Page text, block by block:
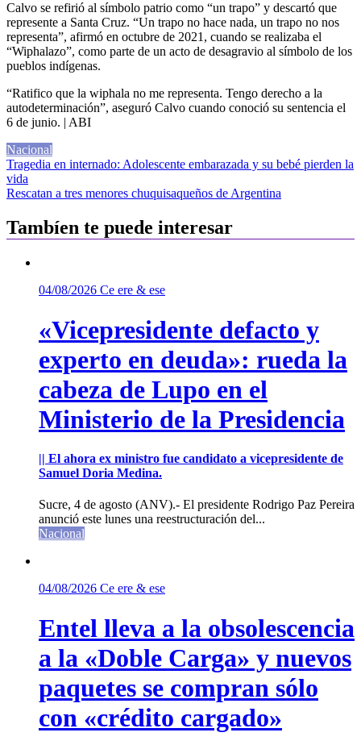
Calvo se refirió al símbolo patrio como “un trapo” y descartó que
represente a Santa Cruz. “Un trapo no hace nada, un trapo no nos
representa”, afirmó en octubre de 2021, cuando se realizaba el
“Wiphalazo”, como parte de un acto de desagravio al símbolo de los
pueblos indígenas.
“Ratifico que la wiphala no me representa. Tengo derecho a la
autodeterminación”, aseguró Calvo cuando conoció su sentencia el
6 de junio. | ABI
Nacional
Navegación
de
Tragedia en internado: Adolescente embarazada y su bebé pierden la
vida
Rescatan a tres menores chuquisaqueños de Argentina
Tambíen te puede interesar
04/08/2026 Ce ere & ese
«Vicepresidente defacto y
experto en deuda»: rueda la
cabeza de Lupo en el
Ministerio de la Presidencia
|| El ahora ex ministro fue candidato a vicepresidente de
Samuel Doria Medina.
Sucre, 4 de agosto (ANV).- El presidente Rodrigo Paz Pereira
anunció este lunes una reestructuración del...
Nacional
04/08/2026 Ce ere & ese
Entel lleva a la obsolescencia
a la «Doble Carga» y nuevos
paquetes se compran sólo
con «crédito cargado»